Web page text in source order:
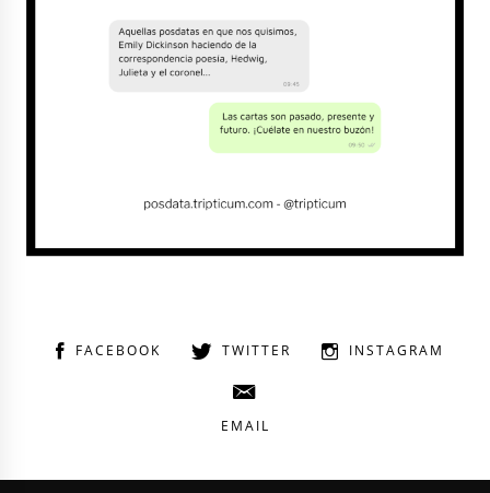
FACEBOOK TWITTER INSTAGRAM
EMAIL